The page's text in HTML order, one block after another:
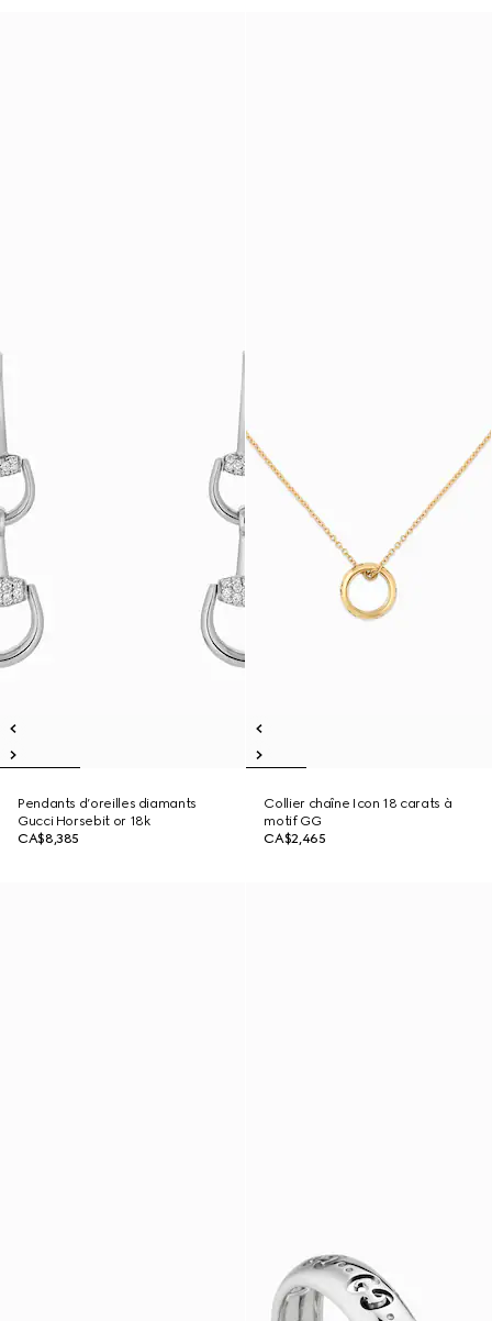
Pendants d’oreilles diamants
Gucci Horsebit or 18k
CA$8,385
Collier chaîne Icon 18 carats à
motif GG
CA$2,465